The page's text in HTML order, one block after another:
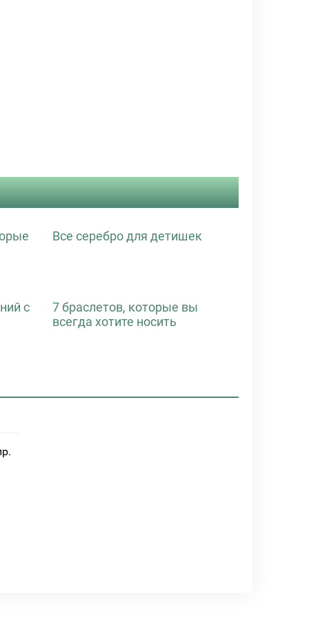
Все серебро для детишек
с
7 браслетов, которые вы
всегда хотите носить